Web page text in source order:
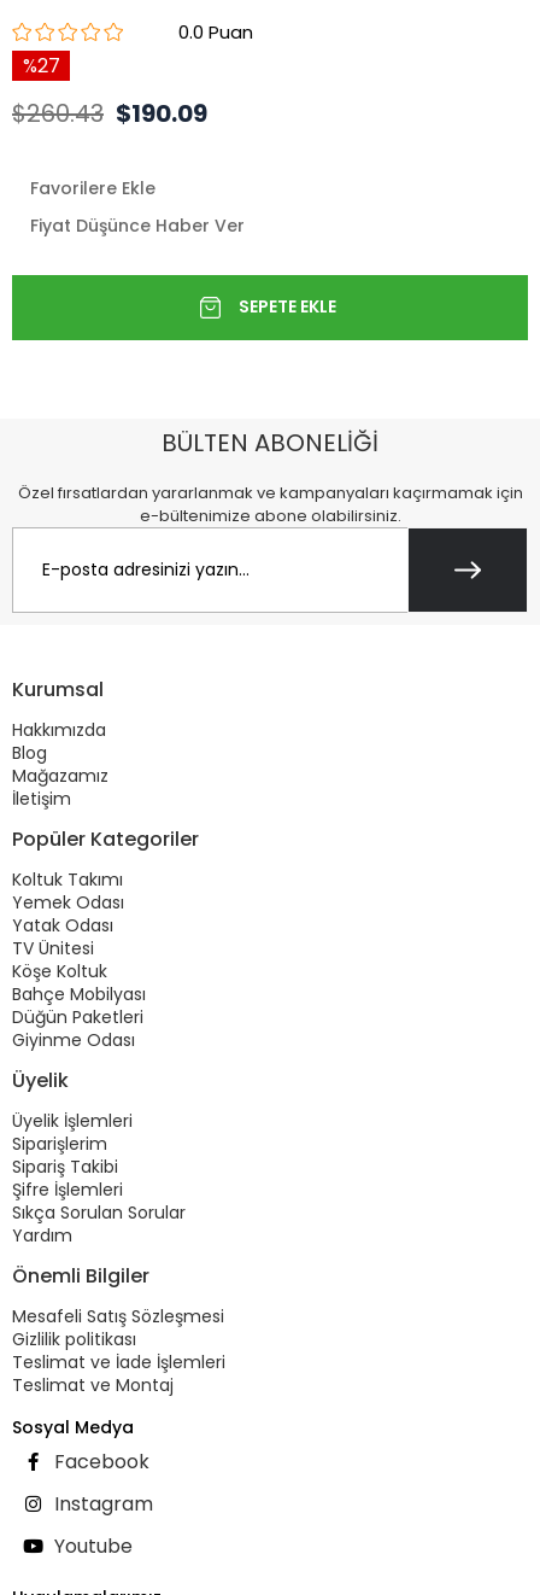
0.0
27
$260.43 $190.09
Favorilere Ekle
Fiyat Düşünce Haber Ver
BÜLTEN ABONELİĞİ
Özel fırsatlardan yararlanmak ve kampanyaları kaçırmamak için
e-bültenimize abone olabilirsiniz.
Kurumsal
Hakkımızda
Blog
Mağazamız
İletişim
Popüler Kategoriler
Koltuk Takımı
Yemek Odası
Yatak Odası
TV Ünitesi
Köşe Koltuk
Bahçe Mobilyası
Düğün Paketleri
Giyinme Odası
Üyelik
Üyelik İşlemleri
Siparişlerim
Sipariş Takibi
Şifre İşlemleri
Sıkça Sorulan Sorular
Yardım
Önemli Bilgiler
Mesafeli Satış Sözleşmesi
Gizlilik politikası
Teslimat ve İade İşlemleri
Teslimat ve Montaj
Sosyal Medya
Facebook
Instagram
Youtube